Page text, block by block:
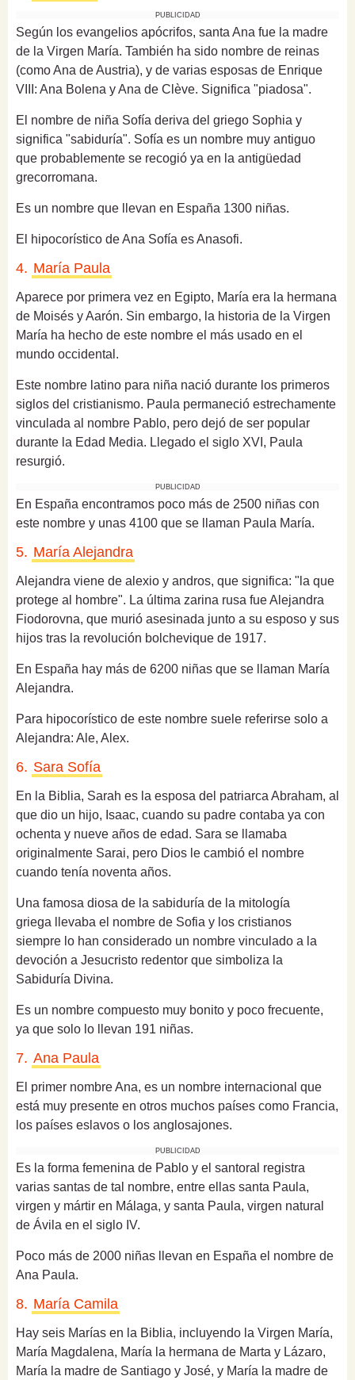
PUBLICIDAD
Según los evangelios apócrifos, santa Ana fue la madre
de la Virgen María. También ha sido nombre de reinas
(como Ana de Austria), y de varias esposas de Enrique
VIII: Ana Bolena y Ana de Clève. Significa "piadosa".
El nombre de niña Sofía deriva del griego Sophia y
significa "sabiduría". Sofía es un nombre muy antiguo
que probablemente se recogió ya en la antigüedad
grecorromana.
Es un nombre que llevan en España 1300 niñas.
El hipocorístico de Ana Sofía es Anasofi.
4. María Paula
Aparece por primera vez en Egipto, María era la hermana
de Moisés y Aarón. Sin embargo, la historia de la Virgen
María ha hecho de este nombre el más usado en el
mundo occidental.
Este nombre latino para niña nació durante los primeros
siglos del cristianismo. Paula permaneció estrechamente
vinculada al nombre Pablo, pero dejó de ser popular
durante la Edad Media. Llegado el siglo XVI, Paula
resurgió.
PUBLICIDAD
En España encontramos poco más de 2500 niñas con
este nombre y unas 4100 que se llaman Paula María.
5. María Alejandra
Alejandra viene de alexio y andros, que significa: "la que
protege al hombre". La última zarina rusa fue Alejandra
Fiodorovna, que murió asesinada junto a su esposo y sus
hijos tras la revolución bolchevique de 1917.
En España hay más de 6200 niñas que se llaman María
Alejandra.
Para hipocorístico de este nombre suele referirse solo a
Alejandra: Ale, Alex.
6. Sara Sofía
En la Biblia, Sarah es la esposa del patriarca Abraham, al
que dio un hijo, Isaac, cuando su padre contaba ya con
ochenta y nueve años de edad. Sara se llamaba
originalmente Sarai, pero Dios le cambió el nombre
cuando tenía noventa años.
Una famosa diosa de la sabiduría de la mitología
griega llevaba el nombre de Sofia y los cristianos
siempre lo han considerado un nombre vinculado a la
devoción a Jesucristo redentor que simboliza la
Sabiduría Divina.
Es un nombre compuesto muy bonito y poco frecuente,
ya que solo lo llevan 191 niñas.
7. Ana Paula
El primer nombre Ana, es un nombre internacional que
está muy presente en otros muchos países como Francia,
los países eslavos o los anglosajones.
PUBLICIDAD
Es la forma femenina de Pablo y el santoral registra
varias santas de tal nombre, entre ellas santa Paula,
virgen y mártir en Málaga, y santa Paula, virgen natural
de Ávila en el siglo IV.
Poco más de 2000 niñas llevan en España el nombre de
Ana Paula.
8. María Camila
Hay seis Marías en la Biblia, incluyendo la Virgen María,
María Magdalena, María la hermana de Marta y Lázaro,
María la madre de Santiago y José, y María la madre de